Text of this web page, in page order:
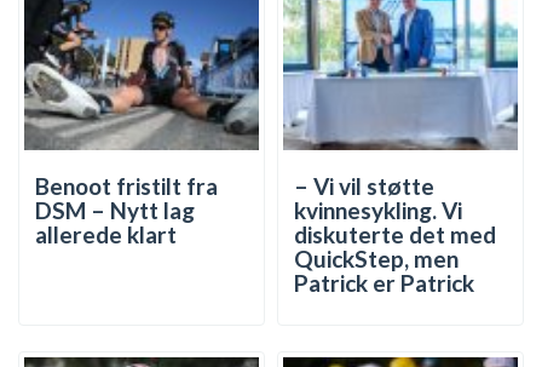
Benoot fristilt fra
DSM – Nytt lag
allerede klart
– Vi vil støtte
kvinnesykling. Vi
diskuterte det med
QuickStep, men
Patrick er Patrick